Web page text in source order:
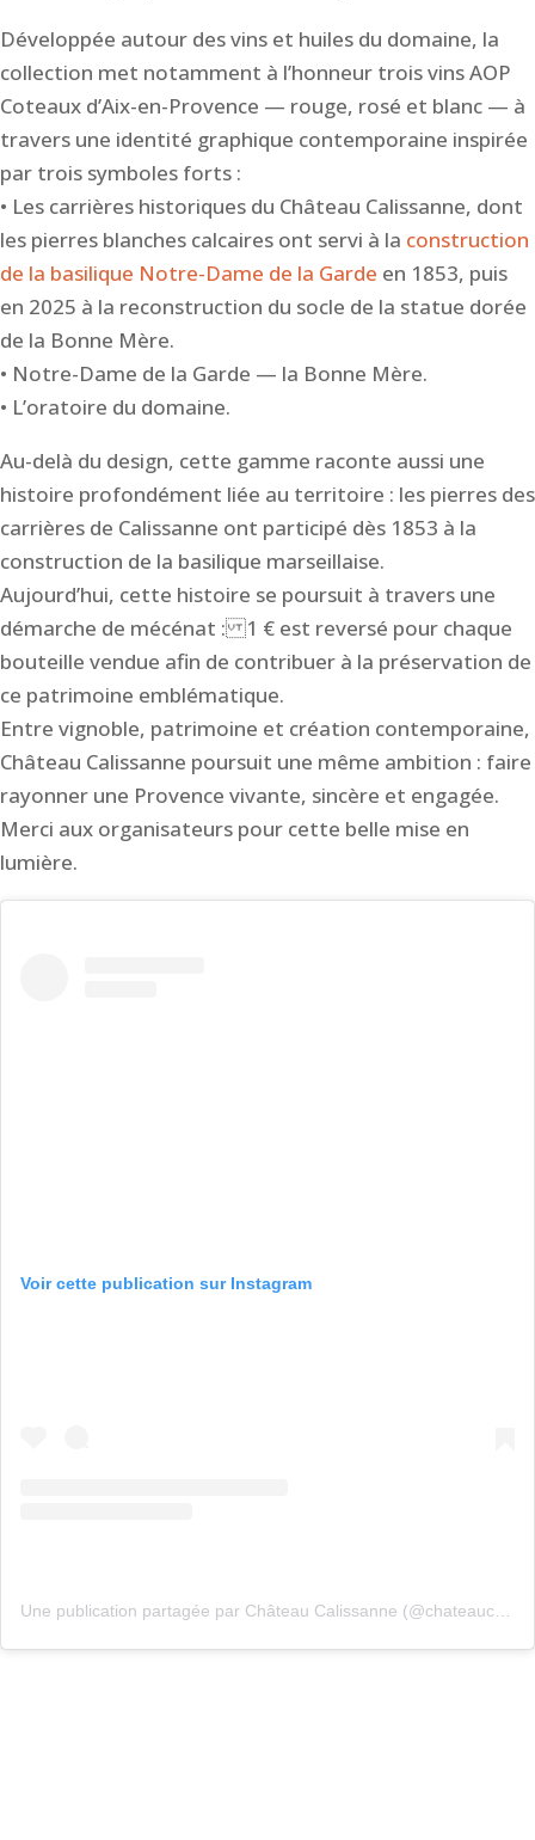
Développée autour des vins et huiles du domaine, la
collection met notamment à l’honneur trois vins AOP
Coteaux d’Aix-en-Provence — rouge, rosé et blanc — à
travers une identité graphique contemporaine inspirée
par trois symboles forts :
• Les carrières historiques du Château Calissanne, dont
les pierres blanches calcaires ont servi à la construction
de la basilique Notre-Dame de la Garde en 1853, puis
en 2025 à la reconstruction du socle de la statue dorée
de la Bonne Mère.
• Notre-Dame de la Garde — la Bonne Mère.
• L’oratoire du domaine.
Au-delà du design, cette gamme raconte aussi une
histoire profondément liée au territoire : les pierres des
carrières de Calissanne ont participé dès 1853 à la
construction de la basilique marseillaise.
Aujourd’hui, cette histoire se poursuit à travers une
démarche de mécénat : 1 € est reversé pour chaque
bouteille vendue afin de contribuer à la préservation de
ce patrimoine emblématique.
Entre vignoble, patrimoine et création contemporaine,
Château Calissanne poursuit une même ambition : faire
rayonner une Provence vivante, sincère et engagée.
Merci aux organisateurs pour cette belle mise en
lumière.
Voir cette publication sur Instagram